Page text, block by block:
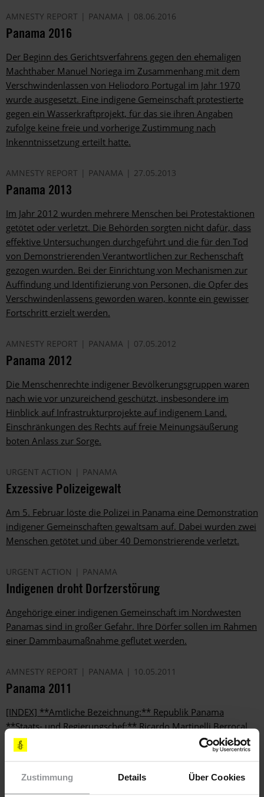
Zustimmung Details Über Cookies
AMNESTY REPORT PANAMA 08.06.2016
Panama 2016
Der Beginn des Gerichtsverfahrens gegen den ehemaligen
Machthaber Manuel Noriega im Zusammenhang mit dem
Verschwindenlassen von Heliodoro Portugal im Jahr 1970
wurde ausgesetzt. Eine indigene Gemeinschaft protestierte
gegen ein Wasserkraftprojekt, für das sie ihren Angaben
zufolge keine freie und vorherige Zustimmung nach
Inkenntnissetzung erteilt hatte.
AMNESTY REPORT PANAMA 27.05.2013
Panama 2013
Im Jahr 2012 wurden mehrere Menschen bei Protestaktionen
getötet oder verletzt. Die Behörden sorgten nicht dafür, dass
effektive Untersuchungen durchgeführt und die für den Tod
von Demonstrierenden Verantwortlichen zur Rechenschaft
gezogen wurden. Bei der Einrichtung von Mechanismen zur
Auffindung und Identifizierung von Personen, die Opfer des
Verschwindenlassens geworden waren, konnte ein gewisser
Fortschritt erzielt werden.
AMNESTY REPORT PANAMA 07.05.2012
Panama 2012
Die Menschenrechte indigener Bevölkerungsgruppen waren
nach wie vor unzureichend geschützt, insbesondere im
Hinblick auf Infrastrukturprojekte auf indigenem Land.
Einschränkungen des Rechts auf freie Meinungsäußerung
boten Anlass zur Sorge.
URGENT ACTION PANAMA
Exzessive Polizeigewalt
Am 5. Februar löste die Polizei in Panama eine Demonstration
indigener Gemeinschaften gewaltsam auf. Dabei wurden zwei
Menschen getötet und über 40 Demonstrierende verletzt.
URGENT ACTION PANAMA
Indigenen droht Dorfzerstörung
Angehörige einer indigenen Gemeinschaft im Nordwesten
Panamas sind in großer Gefahr. Ihre Dörfer sollen im Rahmen
einer Dammbaumaßnahme geflutet werden.
AMNESTY REPORT PANAMA 10.05.2011
Panama 2011
[INDEX] **Amtliche Bezeichnung:** Republik Panama
**Staats- und Regierungschef:** Ricardo Martinelli Berrocal
**Todesstrafe:** für alle Straftaten abgeschafft
**Einwohner:** 3,5 Mio. **Lebenserwartung:** 76 Jahre
Lebendgeburten **Alphabetisierungsrate:** 93,5% Besorgnis